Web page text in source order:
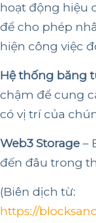
hoạt động hiệu
để cho phép
hiện công việc
Hệ thống băng
chậm để cung
có vị trí của
Web3 Storage –
đến đâu trong
(Biên dịch từ:
https://